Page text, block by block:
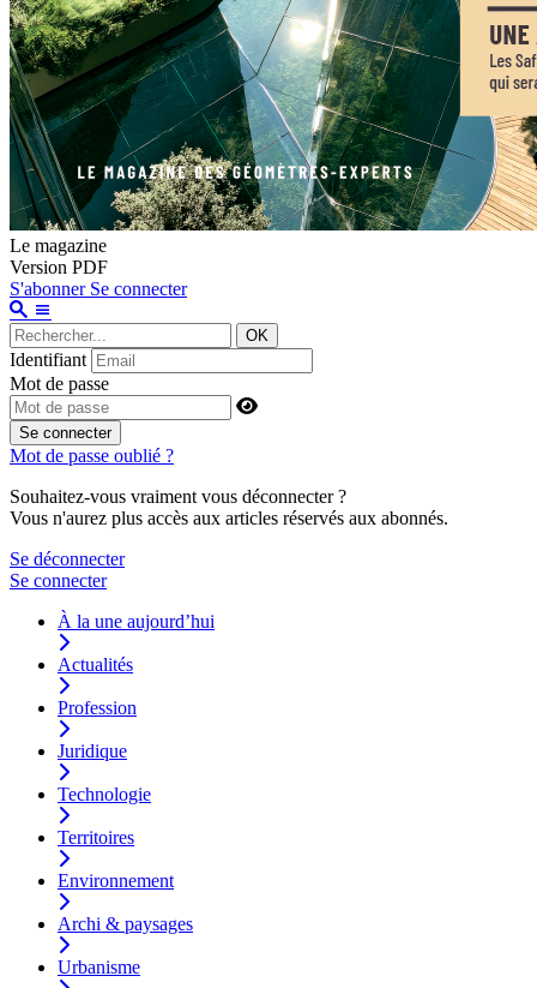
Le magazine
Version PDF
S'abonner Se connecter
OK
Identifiant
Mot de passe
Se connecter
Mot de passe oublié ?
Souhaitez-vous vraiment vous déconnecter ?
Vous n'aurez plus accès aux articles réservés aux abonnés.
Se déconnecter
Se connecter
À la une aujourd’hui
Actualités
Profession
Juridique
Technologie
Territoires
Environnement
Archi & paysages
Urbanisme